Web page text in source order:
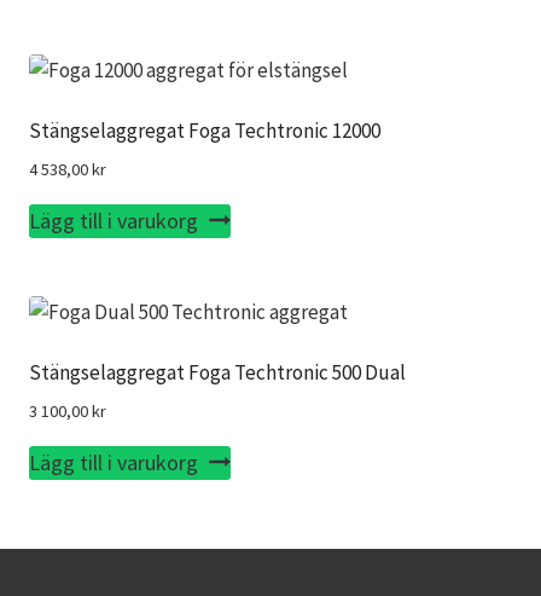
Stängselaggregat Foga Techtronic 12000
4 538,00kr
Lägg till i varukorg
Stängselaggregat Foga Techtronic 500 Dual
3 100,00kr
Lägg till i varukorg